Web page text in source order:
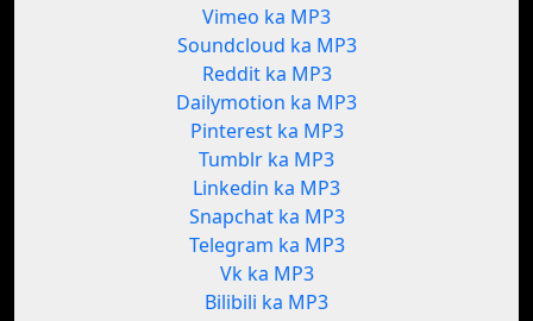
Vimeo ka MP3
Soundcloud ka MP3
Reddit ka MP3
Dailymotion ka MP3
Pinterest ka MP3
Tumblr ka MP3
Linkedin ka MP3
Snapchat ka MP3
Telegram ka MP3
Vk ka MP3
Bilibili ka MP3